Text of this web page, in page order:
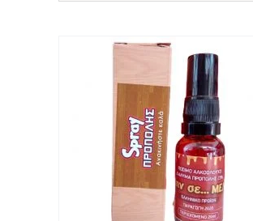
ΠΡΟΣΘΉΚΗ ΣΤΟ ΚΑΛΆΘΙ
ΛΕΠΤΟΜΈΡΕΙΕΣ